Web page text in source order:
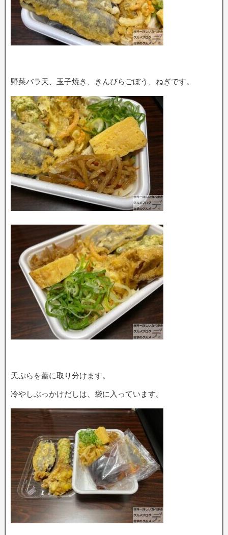
野菜バラ天、玉子焼き、きんぴらごぼう、ねぎです。
天ぷらを蓋に取り分けます。
冷やしぶっかけだしは、袋に入っています。